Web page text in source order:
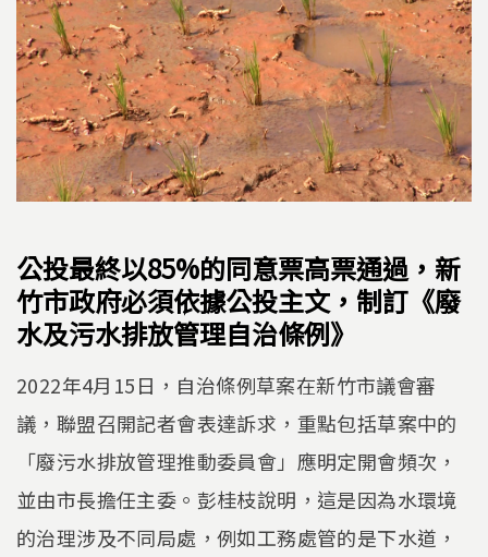
公投最終以85%的同意票高票通過，新
竹市政府必須依據公投主文，制訂《廢
水及污水排放管理自治條例》
2022年4月15日，自治條例草案在新竹市議會審
議，聯盟召開記者會表達訴求，重點包括草案中的
「廢污水排放管理推動委員會」應明定開會頻次，
並由市長擔任主委。彭桂枝說明，這是因為水環境
的治理涉及不同局處，例如工務處管的是下水道，